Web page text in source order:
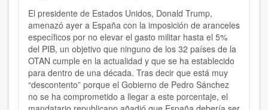
El presidente de Estados Unidos, Donald Trump,
amenazó ayer a España con la imposición de aranceles
específicos por no elevar el gasto militar hasta el 5%
del PIB, un objetivo que ninguno de los 32 países de la
OTAN cumple en la actualidad y que se ha establecido
para dentro de una década. Tras decir que está muy
“descontento” porque el Gobierno de Pedro Sánchez
no se ha comprometido a llegar a este porcentaje, el